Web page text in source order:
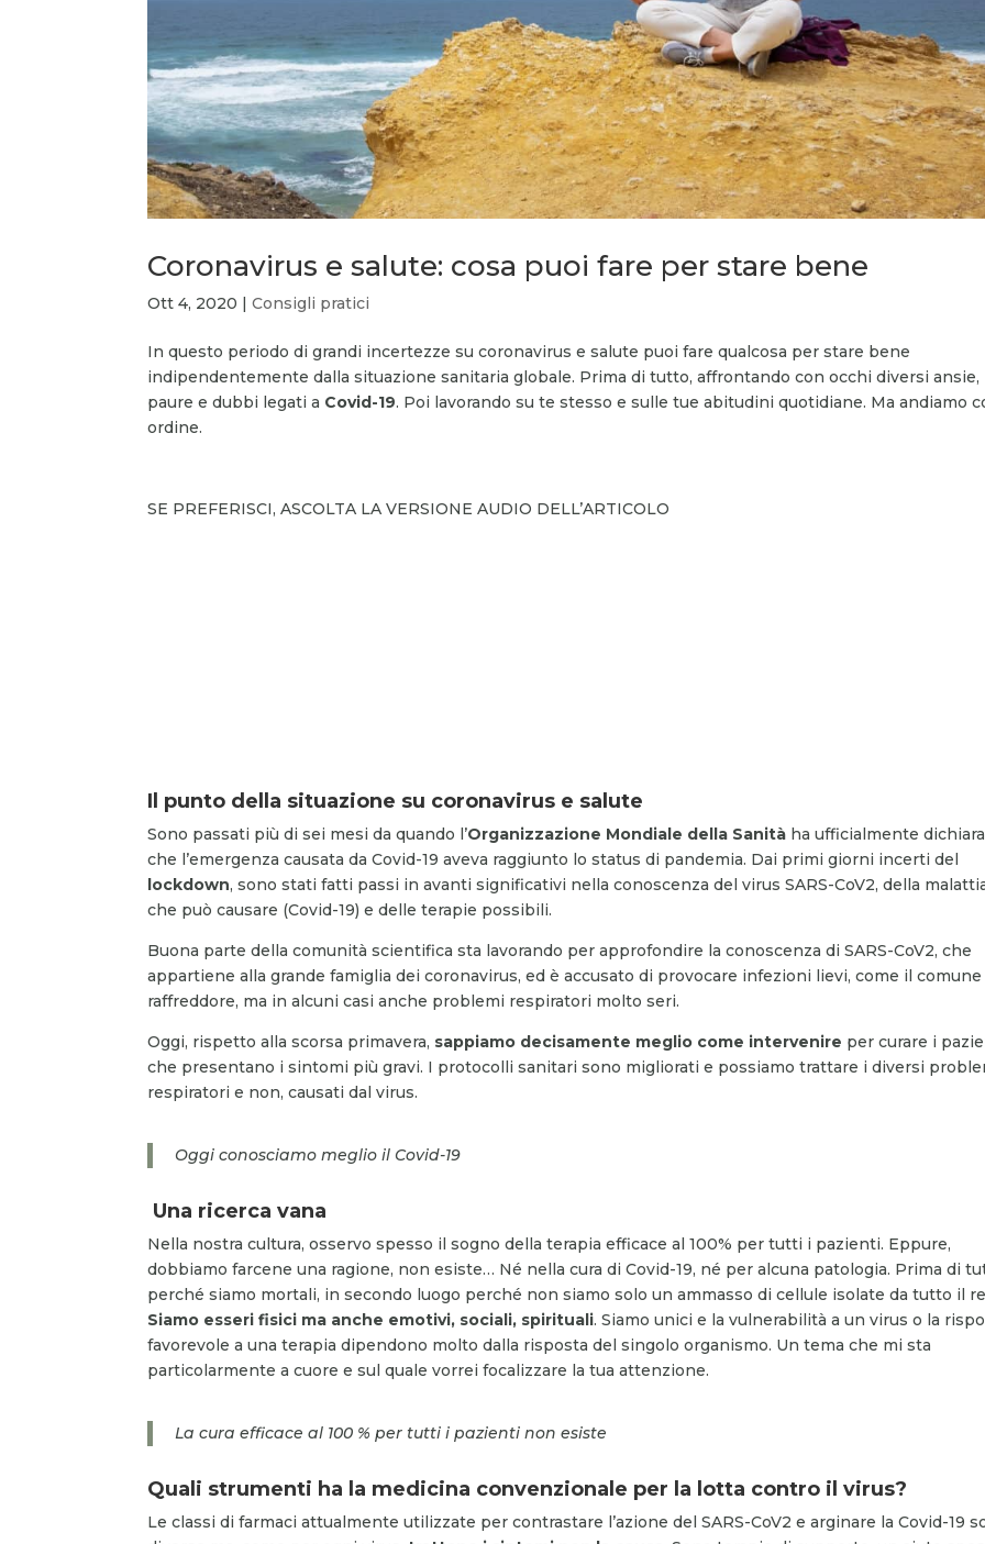
Coronavirus e salute: cosa puoi fare per stare bene
Ott 4, 2020 |Consigli pratici
In questo periodo di grandi incertezze su coronavirus e salute puoi fare qualcosa per stare bene
indipendentemente dalla situazione sanitaria globale. Prima di tutto, affrontando con occhi diversi ansie,
paure e dubbi legati a Covid-19. Poi lavorando su te stesso e sulle tue abitudini quotidiane. Ma andiamo
ordine.
SE PREFERISCI, ASCOLTA LA VERSIONE AUDIO DELL’ARTICOLO
Il punto della situazione su coronavirus e salute
Sono passati più di sei mesi da quando l’Organizzazione Mondiale della Sanità ha ufficialmente
che l’emergenza causata da Covid-19 aveva raggiunto lo status di pandemia. Dai primi giorni incerti del
lockdown, sono stati fatti passi in avanti significativi nella conoscenza del virusSARS-CoV2,della
che può causare (Covid-19) e delle terapie possibili.
Buona parte della comunità scientifica sta lavorando per approfondire la conoscenza diSARS-CoV2, che
appartiene alla grande famiglia dei coronavirus, ed è accusato di provocare infezioni lievi, come il comune
raffreddore, ma in alcuni casi anche problemi respiratori molto seri.
Oggi, rispetto alla scorsa primavera, sappiamo decisamente meglio come intervenire per curare i
che presentano i sintomi più gravi. I protocolli sanitari sono migliorati e possiamo trattare i diversi
respiratori e non, causati dal virus.
Oggi conosciamo meglio il Covid-19
Una ricerca vana
Nella nostra cultura, osservo spesso il sogno della terapia efficace al 100% per tutti i pazienti. Eppure,
dobbiamo farcene una ragione, non esiste… Né nella cura di Covid-19, né per alcuna patologia. Prima di
perché siamo mortali, in secondo luogo perché non siamo solo un ammasso di cellule isolate da tutto il
Siamo esseri fisici ma anche emotivi, sociali, spirituali. Siamo unici e la vulnerabilità a un virus o la
favorevole a una terapia dipendono molto dalla risposta del singolo organismo. Un tema che mi sta
particolarmente a cuore e sul quale vorrei focalizzare la tua attenzione.
La cura efficace al 100 % per tutti i pazienti non esiste
Quali strumenti ha la medicina convenzionale per la lotta contro il virus?
Le classi di farmaci attualmente utilizzate per contrastare l’azione delSARS-CoV2e arginare la Covid-19